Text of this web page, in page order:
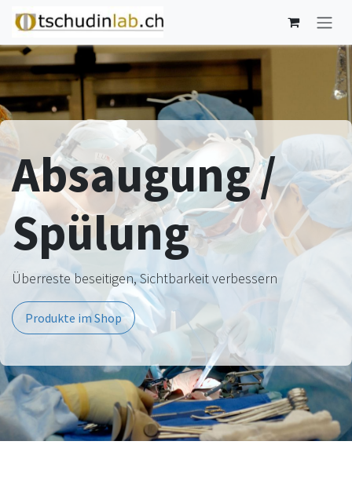
Zum Inhalt springen
Absaugung /
Spülung
Überreste beseitigen, Sichtbarkeit verbessern
Produkte im Shop